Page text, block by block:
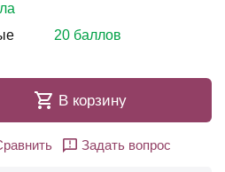
20 баллов
В корзину
Задать вопрос